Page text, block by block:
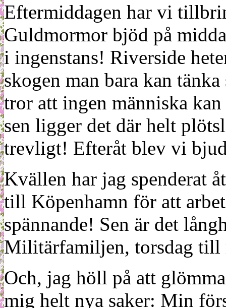
Eftermiddagen har vi
Guldmormor bjöd på
i ingenstans! Riverside
skogen man bara kan
tror att ingen människa
sen ligger det där helt
trevligt! Efteråt blev vi
Kvällen har jag spenderat
till Köpenhamn för att
spännande! Sen är det
Militärfamiljen, torsdag till
Och, jag höll på att
mig helt nya saker: Min